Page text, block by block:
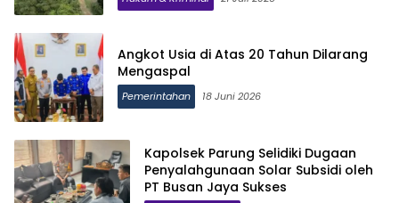
Angkot Usia di Atas 20 Tahun Dilarang
Mengaspal
Pemerintahan 18 Juni 2026
Kapolsek Parung Selidiki Dugaan
Penyalahgunaan Solar Subsidi oleh
PT Busan Jaya Sukses